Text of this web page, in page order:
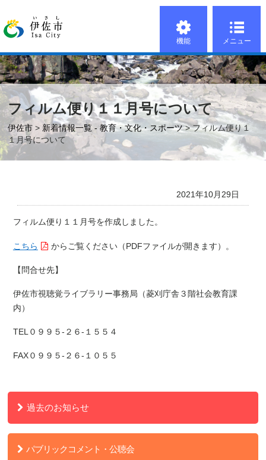
機能 メニュー
フィルム便り１１月号について
伊佐市 > 新着情報一覧 - 教育・文化・スポーツ> フィルム便り１
１月号について
2021年10月29日
フィルム便り１１月号を作成しました。
こちら からご覧ください（PDFファイルが開きます）。
【問合せ先】
伊佐市視聴覚ライブラリー事務局（菱刈庁舎３階社会教育課
内）
TEL０９９５-２６-１５５４
FAX０９９５-２６-１０５５
過去のお知らせ
パブリックコメント・公聴会